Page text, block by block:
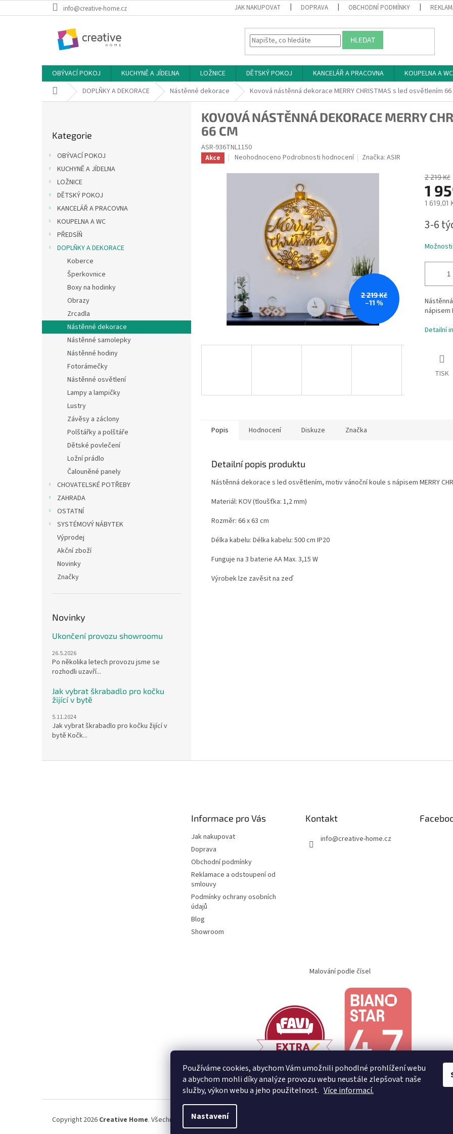
Používáme cookies, abychom Vám umožnili pohodlné prohlížení webu
a abychom mohli díky analýze provozu webu neustále zlepšovat naše
služby, výkon webu a jeho použitelnost. Více informací.
Nastavení
na
info@creative-home.cz JAK NAKUPOVAT DOPRAVA OBCHODNÍ PODMÍNKY
HLEDAT
OBÝVACÍ POKOJ KUCHYNĚ A JÍDELNA LOŽNICE DĚTSKÝ POKOJ KANCELÁŘ A PRACOVNA
KOUPELNA A WC
Domů DOPLŇKY A DEKORACE Nástěnné dekorace Kovová nástěnná dekorace MERRY CHRISTMAS s led osvětlením
kategorie
Kategorie
OBÝVACÍ POKOJ
KUCHYNĚ A JÍDELNA
LOŽNICE
DĚTSKÝ POKOJ
KANCELÁŘ A PRACOVNA
KOUPELNA A WC
PŘEDSÍŇ
DOPLŇKY A DEKORACE
Koberce
Šperkovnice
Boxy na hodinky
Obrazy
Zrcadla
Nástěnné dekorace
Nástěnné samolepky
Nástěnné hodiny
Fotorámečky
Nástěnné osvětlení
Lampy a lampičky
Lustry
Závěsy a záclony
Polštářky a polštáře
Dětské povlečení
Ložní prádlo
Čalouněné panely
CHOVATELSKÉ POTŘEBY
ZAHRADA
OSTATNÍ
SYSTÉMOVÝ NÁBYTEK
Výprodej
Akční zboží
Novinky
Značky
Novinky
Ukončení provozu showroomu
26.5.2026
Po několika letech provozu jsme se
rozhodli uzavří...
Jak vybrat škrabadlo pro kočku
žijící v bytě
5.11.2024
Jak vybrat škrabadlo pro kočku žijící v
bytě Kočk...
KOVOVÁ NÁSTĚNNÁ DEKORACE MERRY
66 CM
ASR-936TNL1150
Akce
Průměrné
produktu
hvězdiček.
Neohodnoceno Podrobnosti hodnocení Značka:ASIR
2 219 Kč
–11 %
2 219 Kč
1
1 619,01
cena:
3-6
nápisem
Detailní
TISK
Popis Hodnocení Diskuze Značka
Detailní popis produktu
Nástěnná dekorace s led osvětlením, motiv vánoční koule s nápisem MERRY
Materiál: KOV (tloušťka: 1,2 mm)
Rozměr: 66 x 63 cm
Délka kabelu: Délka kabelu: 500 cm IP20
Funguje na 3 baterie AA Max. 3,15 W
Výrobek lze zavěsit na zeď
Informace pro Vás
Jak nakupovat
Doprava
Obchodní podmínky
Reklamace a odstoupení od
smlouvy
Podmínky ochrany osobních
údajů
Blog
Showroom
Kontakt
info@creative-home.cz
Malování podle čísel
Copyright 2026 Creative Home. Všechna práva vyhrazena.